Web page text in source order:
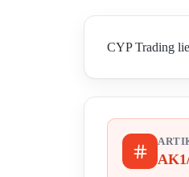
CYP Trading